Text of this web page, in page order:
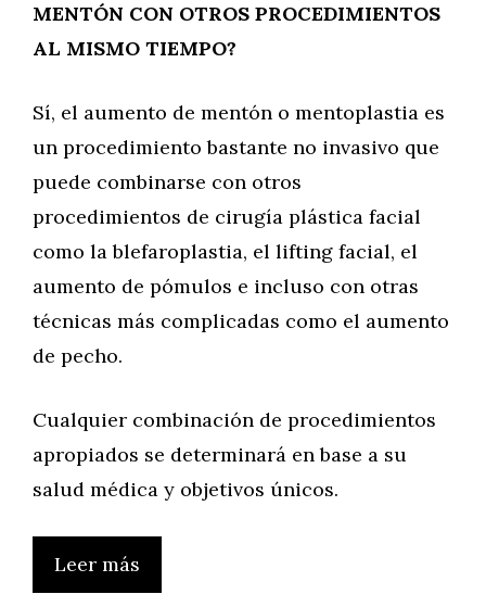
MENTÓN CON OTROS PROCEDIMIENTOS
AL MISMO TIEMPO?
Sí, el aumento de mentón o mentoplastia es
un procedimiento bastante no invasivo que
puede combinarse con otros
procedimientos de cirugía plástica facial
como la blefaroplastia, el lifting facial, el
aumento de pómulos e incluso con otras
técnicas más complicadas como el aumento
de pecho.
Cualquier combinación de procedimientos
apropiados se determinará en base a su
salud médica y objetivos únicos.
Leer más